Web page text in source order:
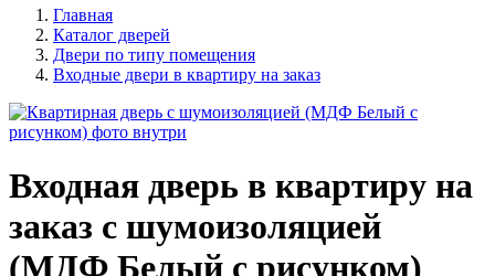
Главная
Каталог дверей
Двери по типу помещения
Входные двери в квартиру на заказ
Входная дверь в квартиру на
заказ с шумоизоляцией
(МДФ Белый с рисунком)